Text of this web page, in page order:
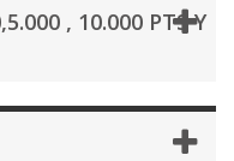
, 10.000 PTS Y